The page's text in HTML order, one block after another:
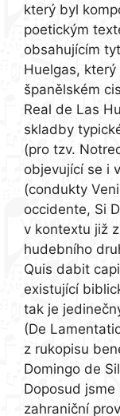
který byl
poetickým
obsahujícím
Huelgas,
španělském
Real de Las
skladby
(pro tzv.
objevující se i
(condukty
occidente, Si
v kontextu již
hudebního
Quis dabit
existující
tak je
(De
z rukopisu
Domingo de
Doposud
zahraniční